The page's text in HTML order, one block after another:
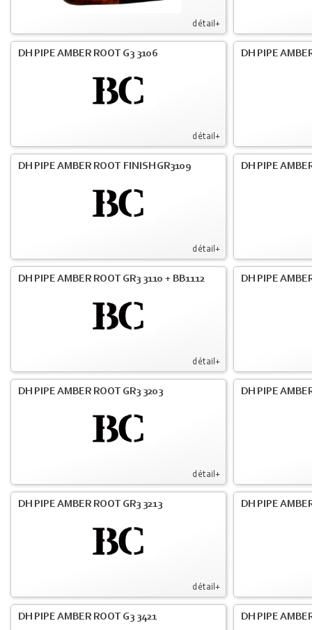
détail+
détail+
DH PIPE AMBER ROOT G3 3106 DH PIPE
détail+
DH PIPE AMBER ROOT FINISH GR3109 DH PIPE
détail+
DH PIPE AMBER ROOT GR3 3110 + BB1112 DH PIPE
détail+
DH PIPE AMBER ROOT GR3 3203 DH PIPE
détail+
DH PIPE AMBER ROOT GR3 3213 DH PIPE
DH PIPE AMBER ROOT G3 3421 DH PIPE